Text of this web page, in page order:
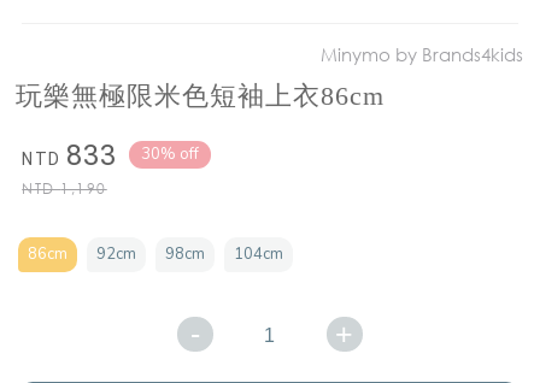
Minymo by Brands4kids
玩樂無極限米色短袖上衣86cm
NTD 833
NTD1,190
30% off
86cm 92cm 98cm 104cm
- +